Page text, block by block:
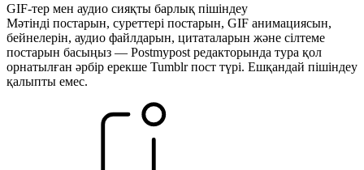
GIF-тер мен аудио сияқты барлық пішіндеу
Мәтінді постарын, суреттері постарын, GIF анимациясын,
бейнелерін, аудио файлдарын, цитаталарын және сілтеме
постарын басыңыз — Postmypost редакторында тура қол
орнатылған әрбір ерекше Tumblr пост түрі. Ешқандай пішіндеу
қалыпты емес.